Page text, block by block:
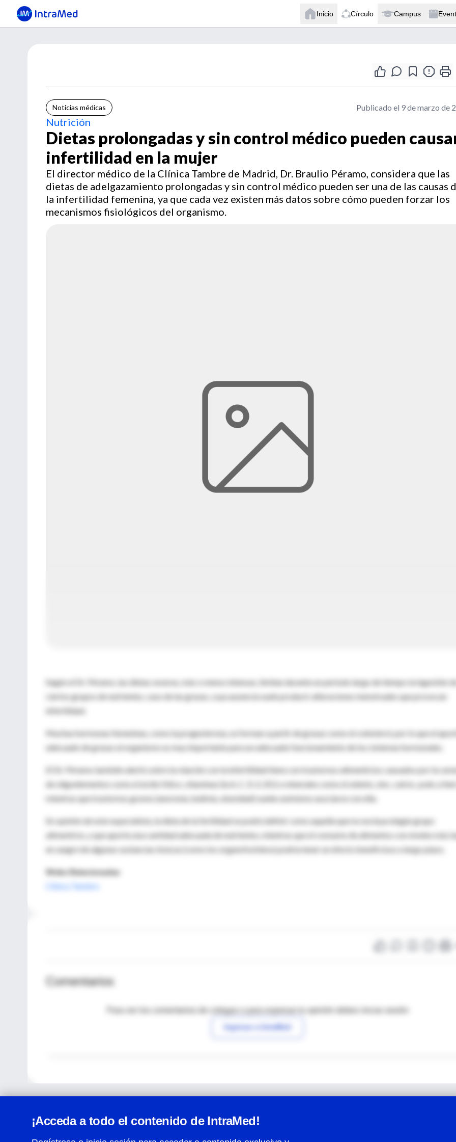
Inicio Círculo Campus
Noticias médicas Publicado el 9 de marzo de
Nutrición
Dietas prolongadas y sin control médico pueden
infertilidad en la mujer
El director médico de la Clínica Tambre de Madrid, Dr. Braulio Péramo, considera que las
dietas de adelgazamiento prolongadas y sin control médico pueden ser una de las causas
la infertilidad femenina, ya que cada vez existen más datos sobre cómo pueden forzar los
mecanismos fisiológicos del organismo.
Según el Dr. Péramo, las dietas severas, más o menos intensas, limitan durante un periodo largo de tiempo la ingestión
ciertos grupos de nutrientes, caso de las grasas, cuya ausencia suele producir alteraciones menstruales que provocan
infertilidad.
Muchas hormonas femeninas, como la progesterona, se forman a partir de grasas como el colesterol, por lo que el
adecuado de grasas al organismo es muy importante para un adecuado funcionamiento de los sistemas hormonales.
El Dr. Péramo también alertó sobre la relación con la infertilidad tiene con trastornos alimenticios causados por la
de oligoelementos como el ácido fólico, vitaminas (la A, C, D, E, B1) o minerales como el selenio, zinc, calcio, yodo y
mientras que trastornos graves (anorexia, bulimia, obesidad) suelen asimismo asociarse con ella.
En opinión de este especialista, la dieta de la fertilidad se podrá definir como aquella que no excluya ningún grupo
alimenticio, y que aporte una cantidad adecuada de nutrientes, mientras que el consumo de alimentos con niveles más
en sangre de algunas sustancias tóxicas (como los organofosfatos) podría tener un efecto beneficioso a largo plazo.
Webs Relacionadas
Clínica Tambre
Comentarios
Para ver los comentarios de colegas o para expresar tu opinión debes iniciar sesión
Ingresar a IntraMed
¡Acceda a todo el contenido de IntraMed!